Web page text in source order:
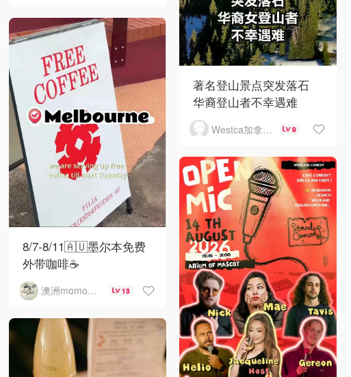
著名登山景点突发落石
华裔登山者不幸遇难
Westca加拿大生活 9
8/7-8/11🇦🇺墨尔本免费
外带咖啡☕
澳洲momo爱吃 13